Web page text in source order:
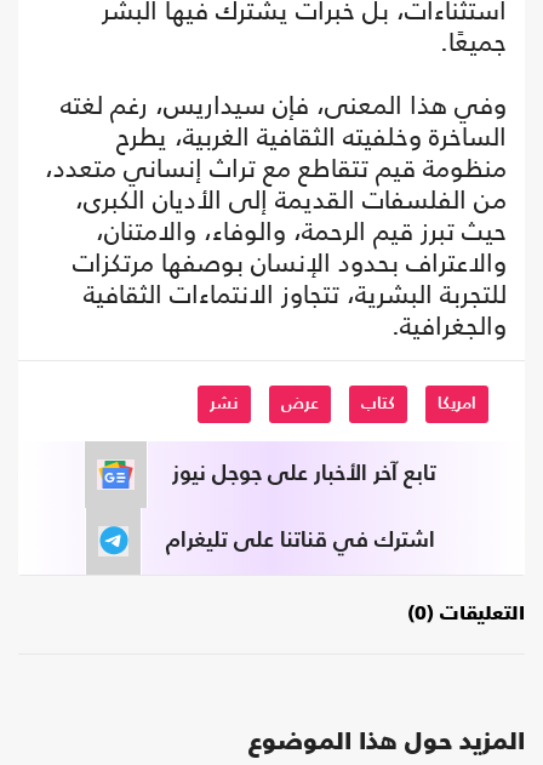
استثناءات، بل خبرات يشترك فيها البشر
جميعًا.
وفي هذا المعنى، فإن سيداريس، رغم لغته
الساخرة وخلفيته الثقافية الغربية، يطرح
منظومة قيم تتقاطع مع تراث إنساني متعدد،
من الفلسفات القديمة إلى الأديان الكبرى،
حيث تبرز قيم الرحمة، والوفاء، والامتنان،
والاعتراف بحدود الإنسان بوصفها مرتكزات
للتجربة البشرية، تتجاوز الانتماءات الثقافية
والجغرافية.
امريكا كتاب عرض نشر
تابع آخر الأخبار على جوجل نيوز
اشترك في قناتنا على تليغرام
التعليقات (0)
المزيد حول هذا الموضوع